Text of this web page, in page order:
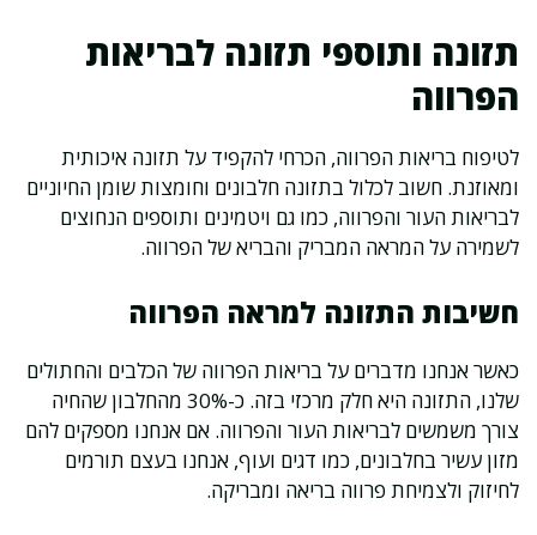
תזונה ותוספי תזונה לבריאות
הפרווה
לטיפוח בריאות הפרווה, הכרחי להקפיד על תזונה איכותית
ומאוזנת. חשוב לכלול בתזונה חלבונים וחומצות שומן החיוניים
לבריאות העור והפרווה, כמו גם ויטמינים ותוספים הנחוצים
לשמירה על המראה המבריק והבריא של הפרווה.
חשיבות התזונה למראה הפרווה
כאשר אנחנו מדברים על בריאות הפרווה של הכלבים והחתולים
שלנו, התזונה היא חלק מרכזי בזה. כ-30% מהחלבון שהחיה
צורך משמשים לבריאות העור והפרווה. אם אנחנו מספקים להם
מזון עשיר בחלבונים, כמו דגים ועוף, אנחנו בעצם תורמים
לחיזוק ולצמיחת פרווה בריאה ומבריקה.